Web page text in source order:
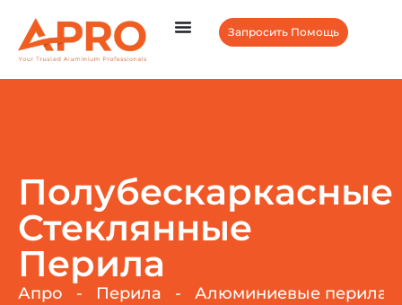
Запросить Помощь
Полубескаркасные
Стеклянные
Перила
Апро - Перила - Алюминиевые перила